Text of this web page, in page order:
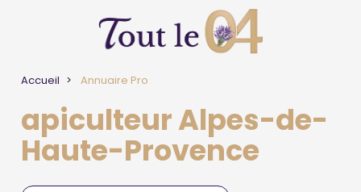
Accueil Annuaire Pro
apiculteur Alpes-de-
Haute-Provence